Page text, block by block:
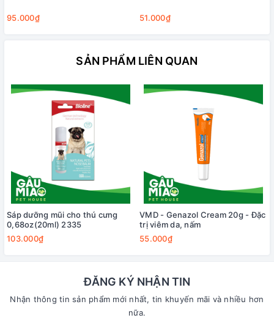
95.000₫ 51.000₫
SẢN PHẨM LIÊN QUAN
Sáp dưỡng mũi cho thú cưng
0,68oz(20ml) 2335
103.000₫
VMD - Genazol Cream 20g - Đặc
trị viêm da, nấm
55.000₫
ĐĂNG KÝ NHẬN TIN
Nhận thông tin sản phẩm mới nhất, tin khuyến mãi và nhiều hơn
nữa.